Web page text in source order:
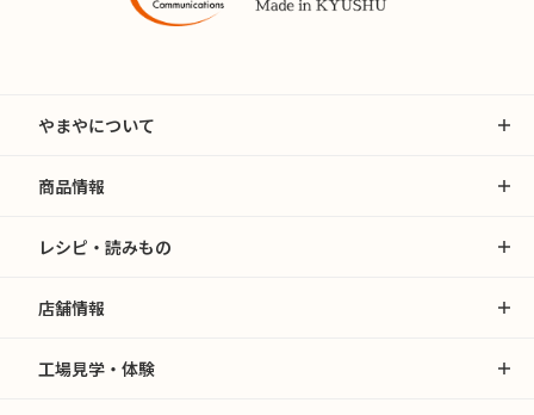
やまやについて
商品情報
レシピ・読みもの
店舗情報
工場見学・体験